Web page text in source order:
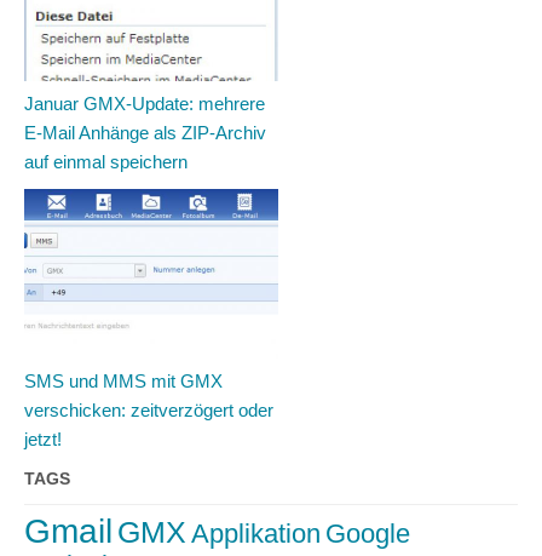
Januar GMX-Update: mehrere
E-Mail Anhänge als ZIP-Archiv
auf einmal speichern
SMS und MMS mit GMX
verschicken: zeitverzögert oder
jetzt!
TAGS
Gmail GMX Applikation Google